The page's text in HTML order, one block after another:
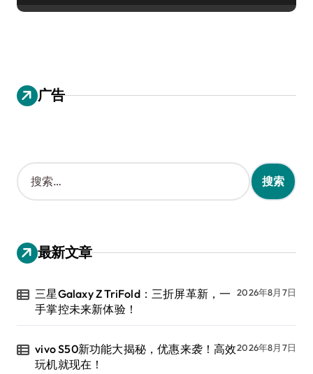
广告
搜
索
：
最新文章
三星Galaxy Z TriFold：三折屏革新，一
手掌控未来新体验！
2026年8月7日
vivo S50新功能大揭秘，优惠来袭！高效
玩机就现在！
2026年8月7日